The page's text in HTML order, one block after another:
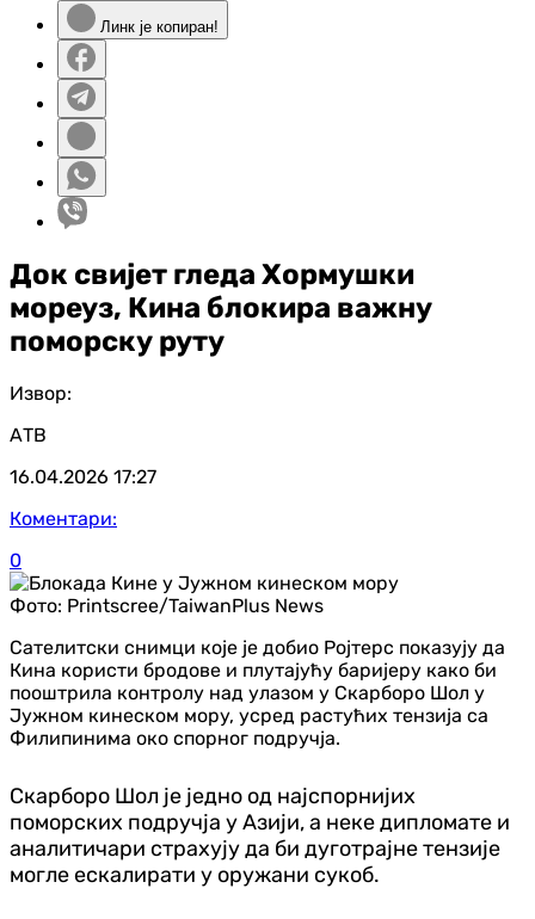
Линк је копиран!
Док свијет гледа Хормушки
мореуз, Кина блокира важну
поморску руту
Извор:
АТВ
16.04.2026 17:27
Коментари:
0
Фото: Printscree/TaiwanPlus News
Сателитски снимци које је добио Ројтерс показују да
Кина користи бродове и плутајућу баријеру како би
пооштрила контролу над улазом у Скарборо Шол у
Јужном кинеском мору, усред растућих тензија са
Филипинима око спорног подручја.
Скарборо Шол је једно од најспорнијих
поморских подручја у Азији, а неке дипломате и
аналитичари страхују да би дуготрајне тензије
могле ескалирати у оружани сукоб.